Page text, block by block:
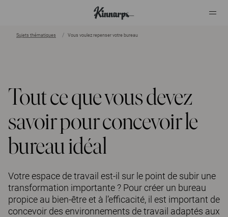
Sujets thématiques Vous voulez repenser votre bureau
Tout ce que vous devez
savoir pour concevoir le
bureau idéal
Votre espace de travail est-il sur le point de subir une
transformation importante ? Pour créer un bureau
propice au bien-être et à l’efficacité, il est important de
concevoir des environnements de travail adaptés aux